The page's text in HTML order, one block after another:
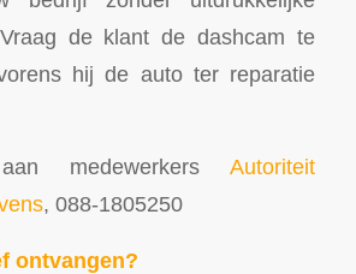
de klant de dashcam te
hij de auto ter reparatie
medewerkersAutoriteit
, 088-1805250
ontvangen?